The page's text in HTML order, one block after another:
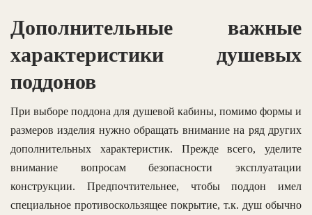
Дополнительные важные
характеристики душевых
поддонов
При выборе поддона для душевой кабины, помимо формы и
размеров изделия нужно обращать внимание на ряд других
дополнительных характеристик. Прежде всего, уделите
внимание вопросам безопасности эксплуатации
конструкции. Предпочтительнее, чтобы поддон имел
специальное противоскользящее покрытие, т.к. душ обычно